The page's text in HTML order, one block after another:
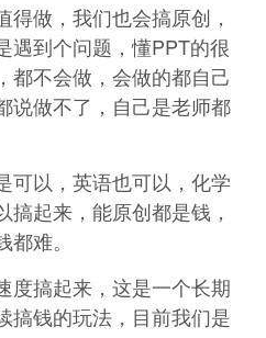
做，我们也会搞原创，
遇到个问题，懂PPT的很
都不会做，会做的都自己
说做不了，自己是老师都
可以，英语也可以，化学
起来，能原创都是钱，
难。
度搞起来，这是一个长期
搞钱的玩法，目前我们是